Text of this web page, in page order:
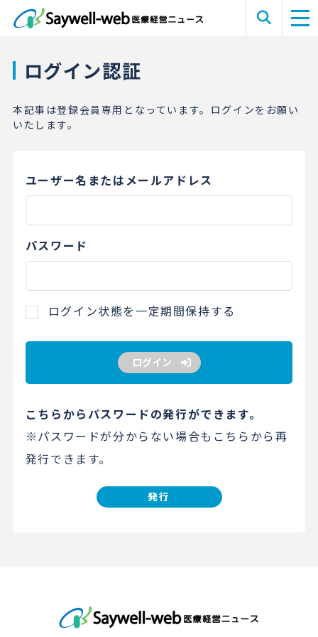
ログイン認証
本記事は登録会員専用となっています。ログインをお願い
いたします。
ユーザー名またはメールアドレス
パスワード
ログイン状態を一定期間保持する
ログイン
こちらからパスワードの発行ができます。
※パスワードが分からない場合もこちらから再
発行できます。
発行